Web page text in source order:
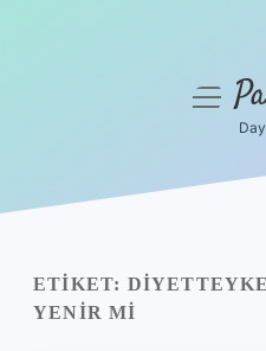
Yasal Uyarı
menüyü
ETIKET:
YENIR MI